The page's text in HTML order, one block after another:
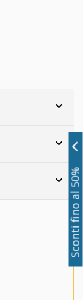
Sconti fino al 50%